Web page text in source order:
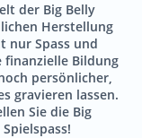
der Big Belly
Herstellung
nur Spass und
Bildung
persönlicher,
gravieren lassen.
Sie die Big